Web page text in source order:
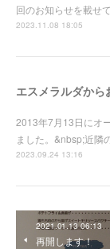
回のお知らせを載せ
2023.11.08 18:05
エスメラルダから
2013年7月13日にオ
ました。&nbsp;近隣
2023.09.24 13:16
2021.01.13 06:13
再開します！